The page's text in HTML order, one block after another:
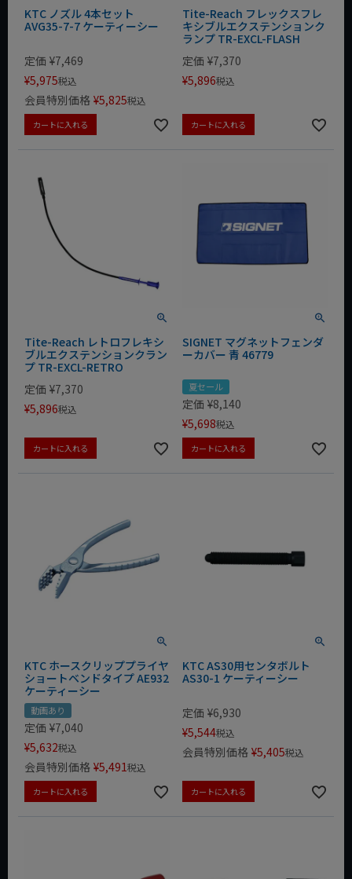
KTC ノズル 4本セット
AVG35-7-7 ケーティーシー
定価 ¥7,469
¥5,975税込
会員特別価格 ¥5,825税込
カートに入れる
Tite-Reach フレックスフレ
キシブルエクステンションク
ランプ TR-EXCL-FLASH
定価 ¥7,370
¥5,896税込
カートに入れる
Tite-Reach レトロフレキシ
ブルエクステンションクラン
プ TR-EXCL-RETRO
定価 ¥7,370
¥5,896税込
カートに入れる
SIGNET マグネットフェンダ
ーカバー 青 46779
夏セール
定価 ¥8,140
¥5,698税込
カートに入れる
KTC ホースクリッププライヤ
ショートベンドタイプ AE932
ケーティーシー
動画あり
定価 ¥7,040
¥5,632税込
会員特別価格 ¥5,491税込
カートに入れる
KTC AS30用センタボルト
AS30-1 ケーティーシー
定価 ¥6,930
¥5,544税込
会員特別価格 ¥5,405税込
カートに入れる